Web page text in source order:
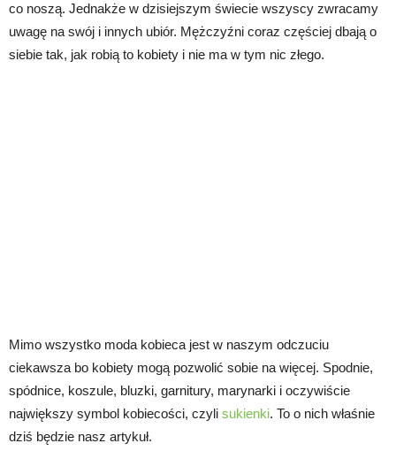
co noszą. Jednakże w dzisiejszym świecie wszyscy zwracamy
uwagę na swój i innych ubiór. Mężczyźni coraz częściej dbają o
siebie tak, jak robią to kobiety i nie ma w tym nic złego.
Mimo wszystko moda kobieca jest w naszym odczuciu
ciekawsza bo kobiety mogą pozwolić sobie na więcej. Spodnie,
spódnice, koszule, bluzki, garnitury, marynarki i oczywiście
największy symbol kobiecości, czyli sukienki. To o nich właśnie
dziś będzie nasz artykuł.